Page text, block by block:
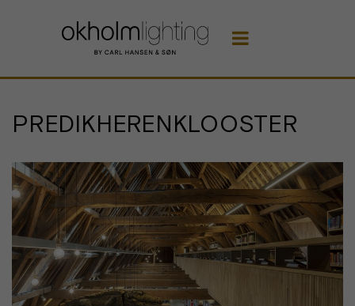

PREDIKHERENKLOOSTER